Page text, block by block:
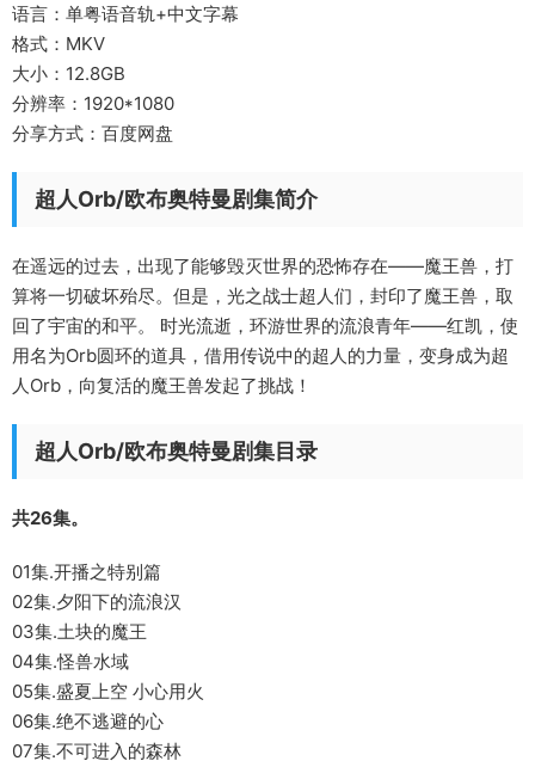
语言：单粤语音轨+中文字幕
格式：MKV
大小：12.8GB
分辨率：1920*1080
分享方式：百度网盘
超人Orb/欧布奥特曼剧集简介
在遥远的过去，出现了能够毁灭世界的恐怖存在——魔王兽，打
算将一切破坏殆尽。但是，光之战士超人们，封印了魔王兽，取
回了宇宙的和平。 时光流逝，环游世界的流浪青年——红凯，使
用名为Orb圆环的道具，借用传说中的超人的力量，变身成为超
人Orb，向复活的魔王兽发起了挑战！
超人Orb/欧布奥特曼剧集目录
共26集。
01集.开播之特别篇
02集.夕阳下的流浪汉
03集.土块的魔王
04集.怪兽水域
05集.盛夏上空 小心用火
06集.绝不逃避的心
07集.不可进入的森林